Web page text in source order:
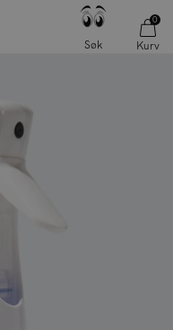
Søk
0
Kurv